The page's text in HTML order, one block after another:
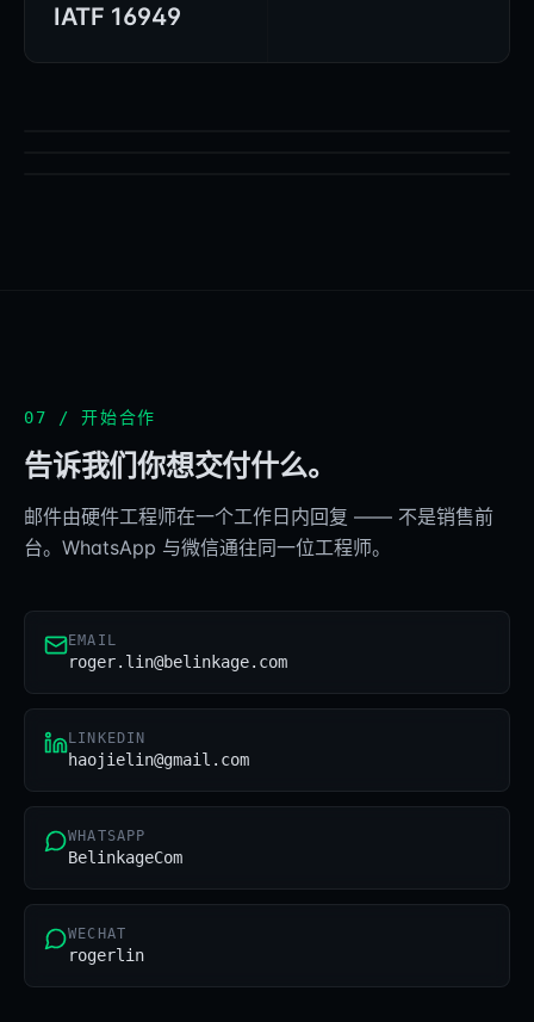
IATF 16949
07 / 开始合作
告诉我们你想交付什么。
邮件由硬件工程师在一个工作日内回复 —— 不是销售前
台。WhatsApp 与微信通往同一位工程师。
EMAIL
roger.lin@belinkage.com
LINKEDIN
haojielin@gmail.com
WHATSAPP
BelinkageCom
WECHAT
rogerlin